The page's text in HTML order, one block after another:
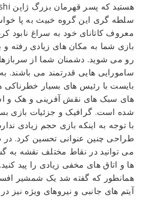
سلطه گری این گروه خبیث به پا
معروف کاتانای خود به سراغ
بازی شما به مکان های زیادی رفته و
رو می شوید. دشمنان شما از
سامورایی هایی قدرتمند می باشند.
بایست با رئیس های بسیار خطرناکی
شده است. گرافیک و جزئیات بازی
با توجه به اینکه بازی حجم زیادی
می توانید در نقاط مختلف نقشه به
ها و اتاق های مخفی زیادی را پید
همانطور که گفته شد یک شمشیر
آیتم های جانبی و نیروهای ویژه نیز